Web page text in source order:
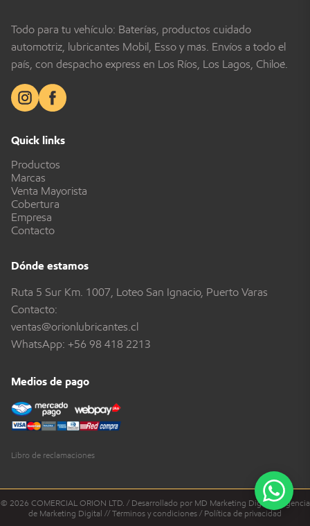
Todo para tu vehículo: Baterías, productos cuidado
automotriz, lubricantes Mobil, Esso y más. Envíos a todo el
país, con despacho express en Los Ríos, Los Lagos, Chiloé.
Quick links
Productos
Marcas
Venta Mayorista
Cobertura
Empresa
Contacto
Dónde estamos
Ruta 5 Sur Km. 1007, Loteo San Ignacio, Puerto Varas
Contacto:
ventas@orionlubricantes.cl
WhatsApp: +56 98 418 2213
Medios de pago
Libro de reclamaciones
© 2026 COMERCIAL ORION LTD. / Desarrollado por MD Marketing Digital - Agencia
de Marketing Digital //Términos y condiciones / Política de privacidad